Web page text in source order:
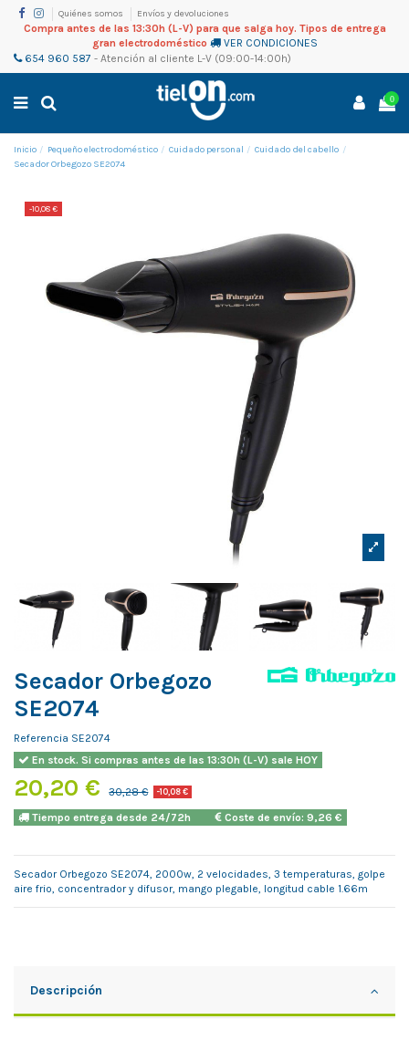
Quiénes somos Envíos y devoluciones
Compra antes de las 13:30h (L-V) para que salga hoy. Tipos de entrega
gran electrodoméstico
VER CONDICIONES
654 960 587 - Atención al cliente L-V (09:00-14:00h)
0
Inicio Pequeño electrodoméstico Cuidado personal
Cuidado del cabello
Secador Orbegozo SE2074
-10,08 €
Secador Orbegozo
SE2074
Referencia SE2074
En stock. Si compras antes de las 13:30h (L-V) sale HOY
20,20 € 30,28 € -10,08 €
Tiempo entrega desde 24/72h Coste de envío: 9,26 €
Secador Orbegozo SE2074, 2000w, 2 velocidades, 3 temperaturas, golpe
aire frio, concentrador y difusor, mango plegable, longitud cable 1.66m
Descripción